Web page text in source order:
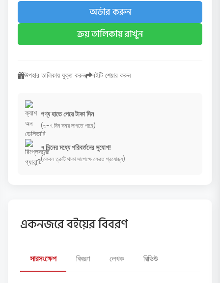
অর্ডার করুন
ক্রয় তালিকায় রাখুন
উপহার তালিকায় যুক্ত করুন বইটি শেয়ার করুন
পণ্য হাতে পেয়ে টাকা দিন
(৩-৭ দিন সময় লাগতে পারে)
৭ দিনের মধ্যে পরিবর্তনের সুযোগ!
(কেবল ত্রুটি থাকা সাপেক্ষে ফেরত প্রযোজ্য)
একনজরে বইয়ের বিবরণ
সারসংক্ষেপ বিবরণ লেখক রিভিউ